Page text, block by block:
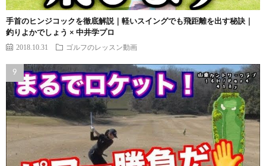
手首のヒンジコックを徹底解説｜軽いスイングでも飛距離を出す秘訣｜
釣りよかでしょう × 中井学プロ
2018.10.31 ゴルフのレッスン動画